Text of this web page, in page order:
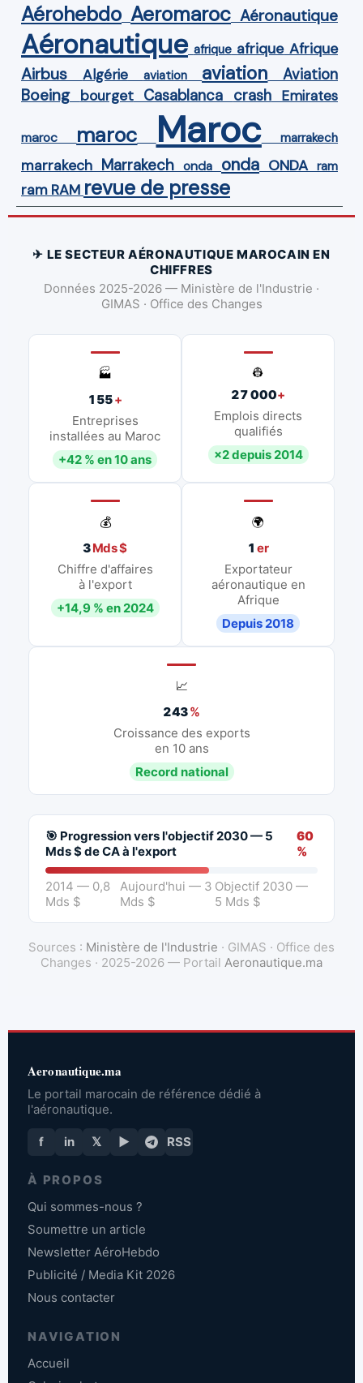
Aérohebdo Aeromaroc Aéronautique
Aéronautique afrique afrique Afrique
Airbus Algérie aviation aviation Aviation
Boeing bourget Casablanca crash Emirates
maroc maroc Maroc marrakech
marrakech Marrakech onda onda ONDA ram
ram RAM revue de presse
✈ LE SECTEUR AÉRONAUTIQUE MAROCAIN EN
CHIFFRES
Données 2025-2026 — Ministère de l'Industrie ·
GIMAS · Office des Changes
🏭
155+
Entreprises
installées au Maroc
+42 % en 10 ans
👷
27 000+
Emplois directs
qualifiés
×2 depuis 2014
💰
3Mds $
Chiffre d'affaires
à l'export
+14,9 % en 2024
🌍
1 er
Exportateur
aéronautique en
Afrique
Depuis 2018
📈
243%
Croissance des exports
en 10 ans
Record national
🎯 Progression vers l'objectif 2030 — 5
Mds $ de CA à l'export
60
%
2014 — 0,8
Mds $
Aujourd'hui — 3
Mds $
Objectif 2030 —
5 Mds $
Sources : Ministère de l'Industrie · GIMAS · Office des
Changes · 2025-2026 — Portail Aeronautique.ma
Aeronautique.ma
Le portail marocain de référence dédié à
l'aéronautique.
f in 𝕏 ▶ RSS
À PROPOS
Qui sommes-nous ?
Soumettre un article
Newsletter AéroHebdo
Publicité / Media Kit 2026
Nous contacter
NAVIGATION
Accueil